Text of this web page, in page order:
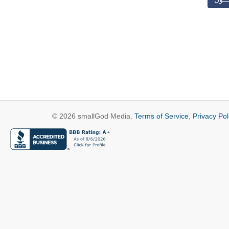
© 2026 smallGod Media. Terms of Service Privacy